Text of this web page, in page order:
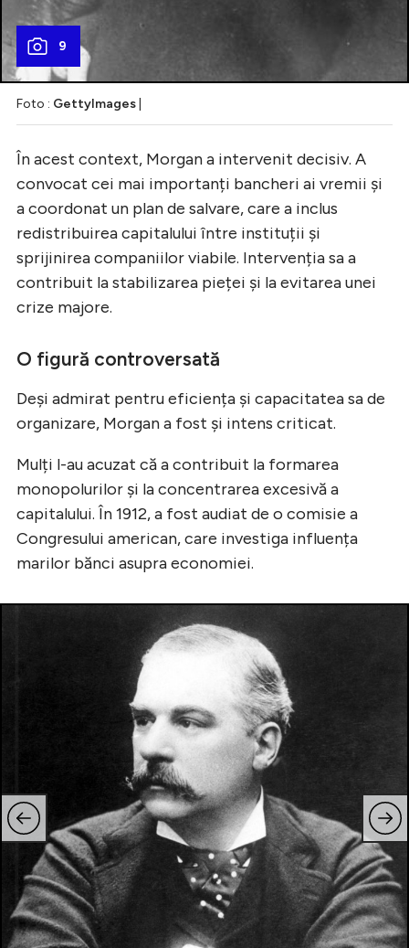
9
Foto : GettyImages
În acest context, Morgan a intervenit decisiv. A
convocat cei mai importanți bancheri ai vremii și
a coordonat un plan de salvare, care a inclus
redistribuirea capitalului între instituții și
sprijinirea companiilor viabile. Intervenția sa a
contribuit la stabilizarea pieței și la evitarea unei
crize majore.
O figură controversată
Deși admirat pentru eficiența și capacitatea sa de
organizare, Morgan a fost și intens criticat.
Mulți l-au acuzat că a contribuit la formarea
monopolurilor și la concentrarea excesivă a
capitalului. În 1912, a fost audiat de o comisie a
Congresului american, care investiga influența
marilor bănci asupra economiei.